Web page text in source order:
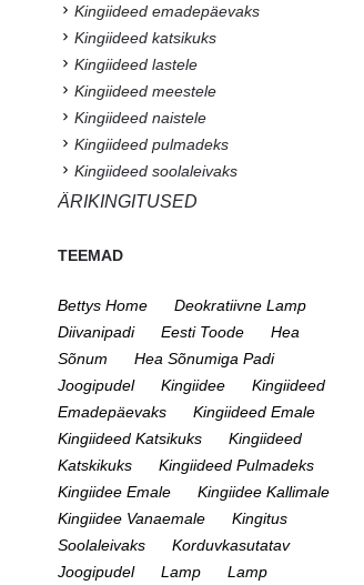
Kingiideed emadepäevaks
Kingiideed katsikuks
Kingiideed lastele
Kingiideed meestele
Kingiideed naistele
Kingiideed pulmadeks
Kingiideed soolaleivaks
ÄRIKINGITUSED
TEEMAD
Bettys Home
Deokratiivne Lamp
Diivanipadi
Eesti Toode
Hea
Sõnum
Hea Sõnumiga Padi
Joogipudel
Kingiidee
Kingiideed
Emadepäevaks
Kingiideed Emale
Kingiideed Katsikuks
Kingiideed
Katskikuks
Kingiideed Pulmadeks
Kingiidee Emale
Kingiidee Kallimale
Kingiidee Vanaemale
Kingitus
Soolaleivaks
Korduvkasutatav
Joogipudel
Lamp
Lamp